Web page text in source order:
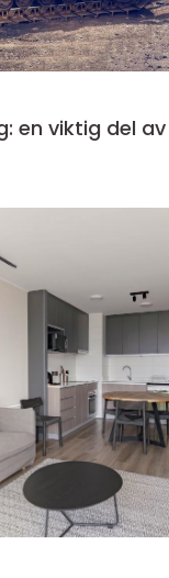
en viktig del